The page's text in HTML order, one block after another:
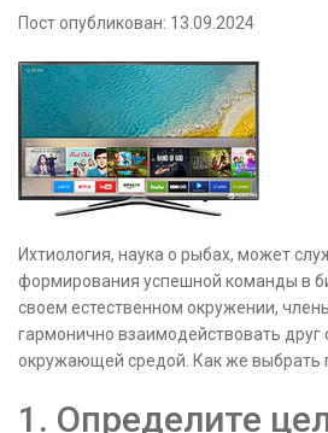
Пост опубликован: 13.09.2024
Ихтиология, наука о рыбах, может
формирования успешной команды в
своем естественном окружении,
гармонично взаимодействовать друг
окружающей средой. Как же выбрать
1. Определите